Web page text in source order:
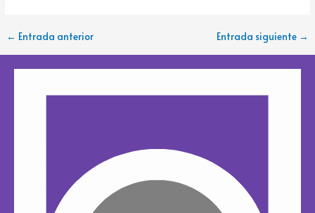
← Entrada anterior Entrada siguiente →